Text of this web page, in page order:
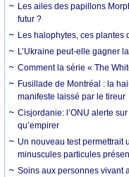
Les ailes des papillons
futur ?
Les halophytes, ces plantes
L’Ukraine peut-elle gagner
Comment la série « The
Fusillade de Montréal : la
manifeste laissé par le tireur
Cisjordanie: l’ONU alerte
qu’empirer
Un nouveau test permettrait
minuscules particules
Soins aux personnes vivant